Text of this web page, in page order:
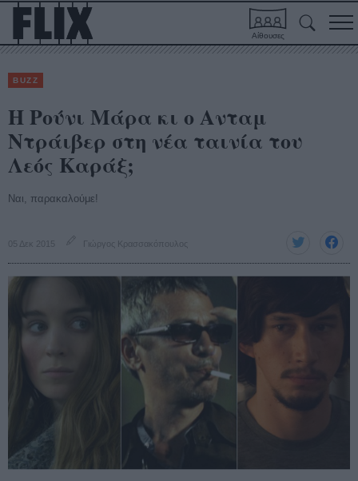
Αίθουσες
BUZZ
Η Ρούνι Μάρα κι ο Ανταμ
Ντράιβερ στη νέα ταινία του
Λεός Καράξ;
Ναι, παρακαλούμε!
05 Δεκ 2015 Γιώργος Κρασσακόπουλος